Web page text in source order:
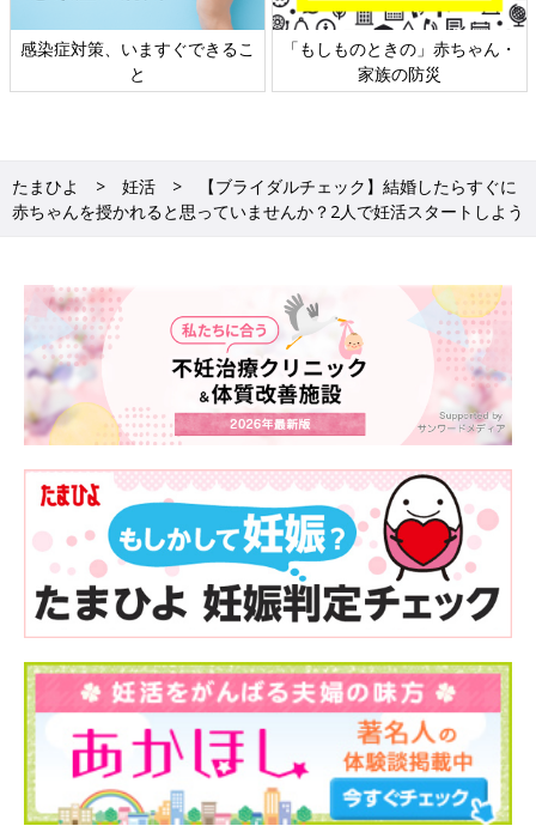
感染症対策、いますぐできるこ
と
「もしものときの」赤ちゃん・
家族の防災
たまひよ 妊活
【ブライダルチェック】結婚したらすぐに
赤ちゃんを授かれると思っていませんか？2人で妊活スタートしよう